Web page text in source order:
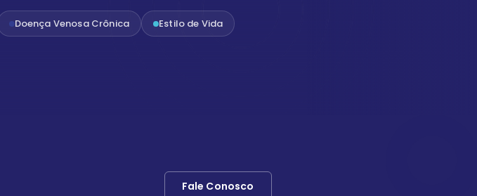
Doença Venosa Crônica Estilo de Vida
Fale Conosco